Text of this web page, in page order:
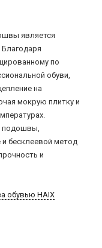
является
по
обуви,
на
мокрую плитку и
подошвы,
и бесклеевой метод
и
обувью HAIX